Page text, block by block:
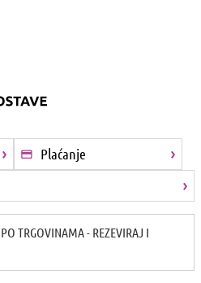
Plaćanje
TRGOVINAMA - REZEVIRAJ I